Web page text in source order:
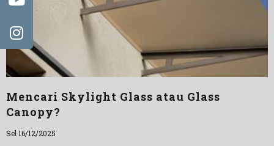
Mencari Skylight Glass atau Glass
Canopy?
Sel 16/12/2025